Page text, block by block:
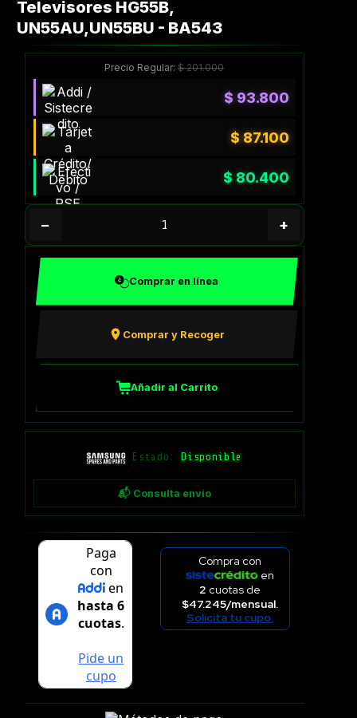
Televisores HG55B,
UN55AU,UN55BU - BA543
Precio Regular:$201.000
$ 93.800
$ 87.100
$ 80.400
− +
Comprar en línea
Comprar y Recoger
Añadir al Carrito
Estado: Disponible
📬 Consulta envío
Compra con
en
2 cuotas de
$47.245/mensual.
Solicita tu cupo.